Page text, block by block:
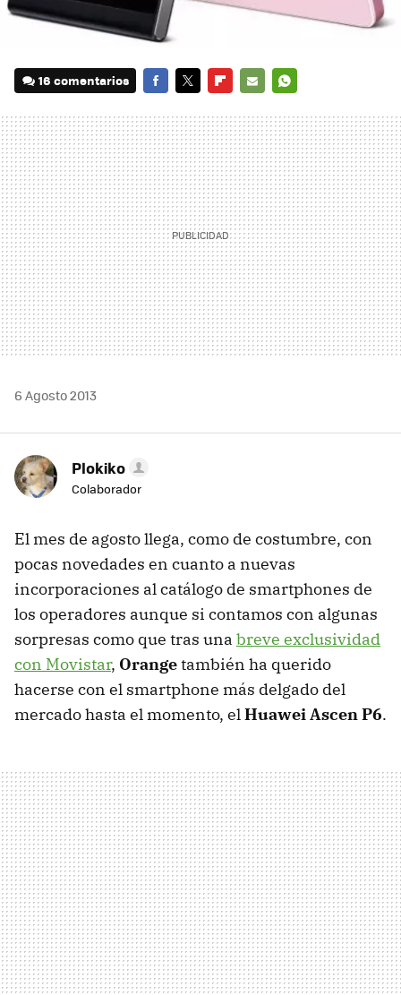
16 comentarios
MAIL
6 Agosto 2013
Plokiko
Colaborador
El mes de agosto llega, como de costumbre, con
pocas novedades en cuanto a nuevas
incorporaciones al catálogo de smartphones de
los operadores aunque si contamos con algunas
sorpresas como que tras una breve exclusividad
con Movistar, Orangetambién ha querido
hacerse con el smartphone más delgado del
mercado hasta el momento, elHuawei Ascen P6.